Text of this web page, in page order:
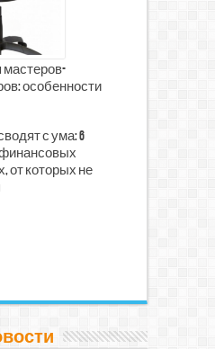
особенности
с ума: 6
от которых не